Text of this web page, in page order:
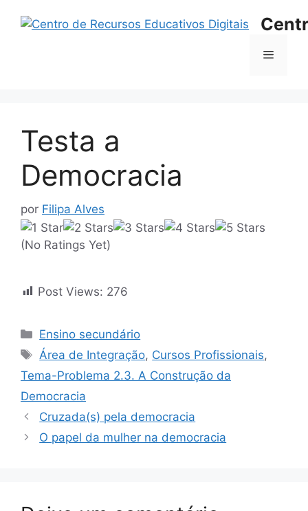
para
Menu
Testa a
Democracia
por Filipa Alves
(No Ratings Yet)
Post Views: 276
Categorias
Ensino secundário
Etiquetas
Área de Integração, Cursos Profissionais,
Tema-Problema 2.3. A Construção da
Democracia
Cruzada(s) pela democracia
O papel da mulher na democracia